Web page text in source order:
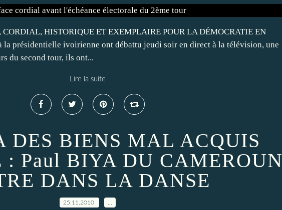
CORDIAL, HISTORIQUE ET EXEMPLAIRE POUR LA DÉMOCRATIE EN
la présidentielle ivoirienne ont débattu jeudi soir en direct à la télévision, une
du second tour, ils ont...
Lire la suite
DES BIENS MAL ACQUIS
: Paul BIYA DU CAMEROUN
DANS LA DANSE
25.11.2010